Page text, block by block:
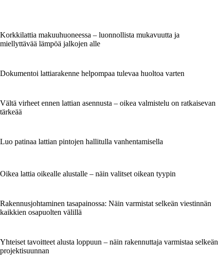
Korkkilattia makuuhuoneessa – luonnollista mukavuutta ja
miellyttävää lämpöä jalkojen alle
Dokumentoi lattiarakenne helpompaa tulevaa huoltoa varten
Vältä virheet ennen lattian asennusta – oikea valmistelu on ratkaisevan
tärkeää
Luo patinaa lattian pintojen hallitulla vanhentamisella
Oikea lattia oikealle alustalle – näin valitset oikean tyypin
Rakennusjohtaminen tasapainossa: Näin varmistat selkeän viestinnän
kaikkien osapuolten välillä
Yhteiset tavoitteet alusta loppuun – näin rakennuttaja varmistaa selkeän
projektisuunnan